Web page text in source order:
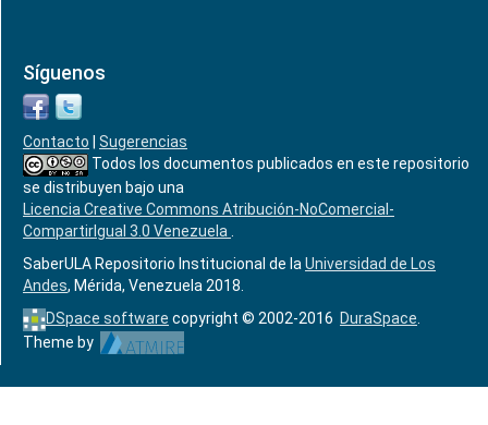
Síguenos
Contacto
Sugerencias
Todos los documentos publicados en este repositorio
se distribuyen bajo una
Licencia Creative Commons Atribución-NoComercial-
CompartirIgual 3.0 Venezuela
SaberULA Repositorio Institucional de la Universidad de Los
Andes, Mérida, Venezuela 2018.
DSpace software copyright © 2002-2016 DuraSpace
Theme by